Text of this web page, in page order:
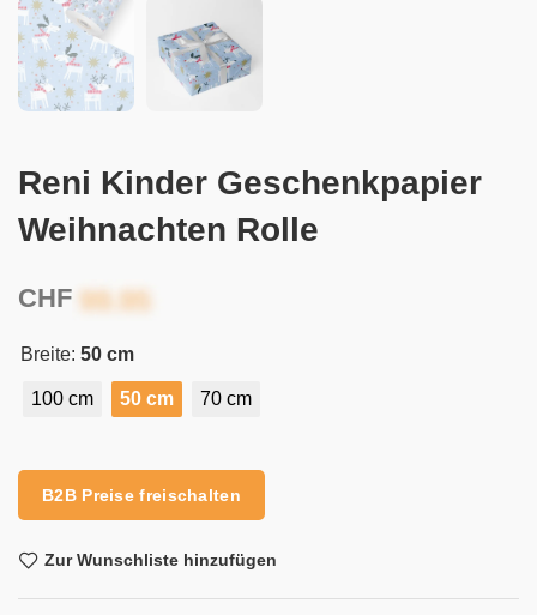
Reni Kinder Geschenkpapier
Weihnachten Rolle
CHF
Breite: 50 cm
100 cm 50 cm 70 cm
B2B Preise freischalten
Zur Wunschliste hinzufügen